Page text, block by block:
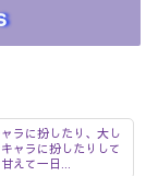
ラに扮したり、大し
ャラに扮したりして
えて一日...